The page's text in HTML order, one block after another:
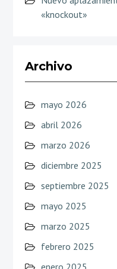
«knockout»
Archivo
mayo 2026
abril 2026
marzo 2026
diciembre 2025
septiembre 2025
mayo 2025
marzo 2025
febrero 2025
enero 2025